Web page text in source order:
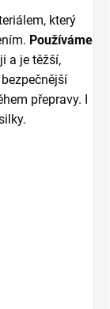
který
Používáme
a je těžší,
přepravy. I